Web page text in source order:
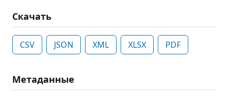
Скачать
CSV JSON XML XLSX PDF
Метаданные